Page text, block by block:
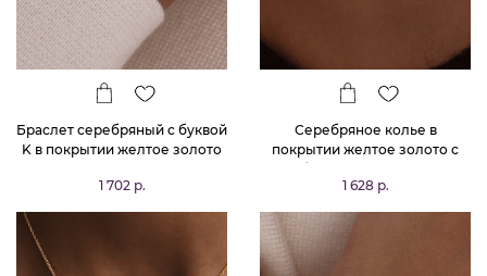
Браслет серебряный с буквой
K в покрытии желтое золото
1 702 р.
Серебряное колье в
покрытии желтое золото с
1 628 р.